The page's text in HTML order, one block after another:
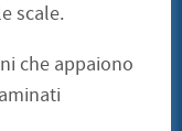
scale.
che appaiono